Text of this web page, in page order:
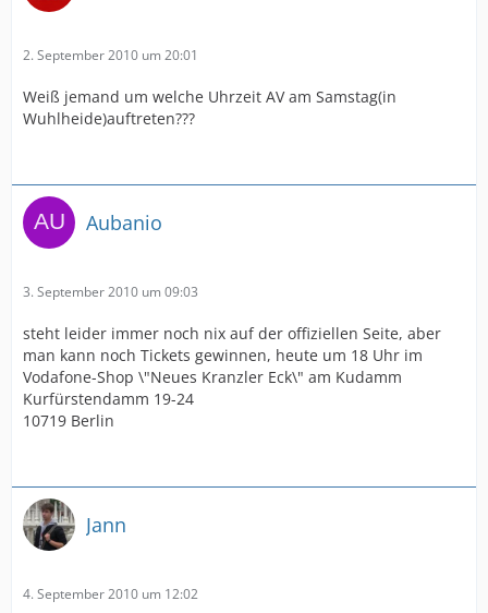
2. September 2010 um 20:01
Weiß jemand um welche Uhrzeit AV am Samstag(in
Wuhlheide)auftreten???
Aubanio
3. September 2010 um 09:03
steht leider immer noch nix auf der offiziellen Seite, aber
man kann noch Tickets gewinnen, heute um 18 Uhr im
Vodafone-Shop \"Neues Kranzler Eck\" am Kudamm
Kurfürstendamm 19-24
10719 Berlin
Jann
4. September 2010 um 12:02